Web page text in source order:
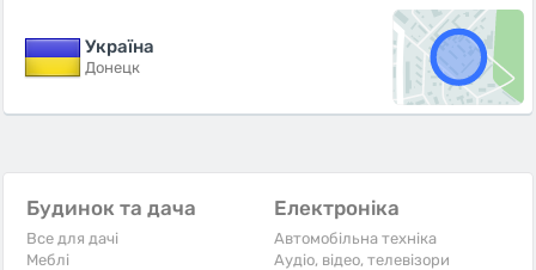
Україна
Донецк
Будинок та дача
Все для дачі
Меблі
Електроніка
Автомобільна техніка
Аудіо, відео, телевізори